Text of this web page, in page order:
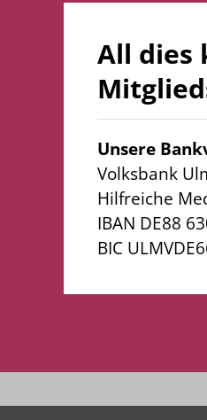
All dies
Unsere
Volksbank
Hilfreiche
IBAN DE88
BIC